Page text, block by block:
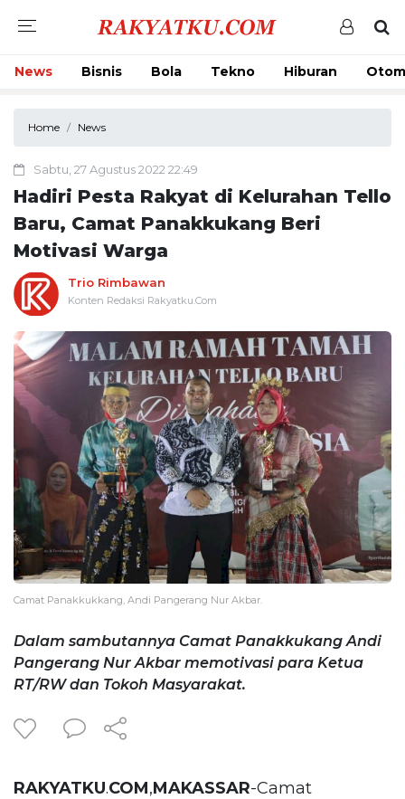
News Bisnis Bola Tekno Hiburan
Home News
Sabtu, 27 Agustus 2022 22:49
Hadiri Pesta Rakyat di Kelurahan Tello
Baru, Camat Panakkukang Beri
Motivasi Warga
Trio Rimbawan
Konten Redaksi Rakyatku.Com
Camat Panakkukkang, Andi Pangerang Nur Akbar.
Dalam sambutannya Camat Panakkukang Andi
Pangerang Nur Akbar memotivasi para Ketua
RT/RW dan Tokoh Masyarakat.
RAKYATKU.COM,MAKASSAR-Camat